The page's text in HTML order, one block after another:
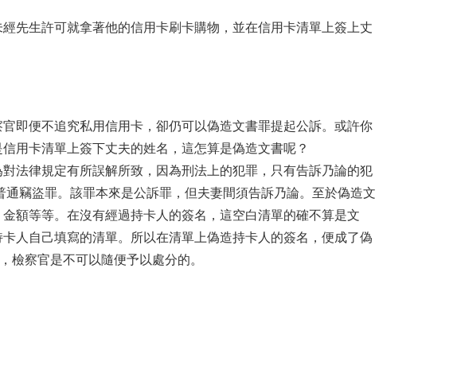
先生許可就拿著他的信用卡刷卡購物，並在信用卡清單上簽上丈
即便不追究私用信用卡，卻仍可以偽造文書罪提起公訴。或許你
用卡清單上簽下丈夫的姓名，這怎算是偽造文書呢？
法律規定有所誤解所致，因為刑法上的犯罪，只有告訴乃論的犯
竊盜罪。該罪本來是公訴罪，但夫妻間須告訴乃論。至於偽造文
額等等。在沒有經過持卡人的簽名，這空白清單的確不算是文
人自己填寫的清單。所以在清單上偽造持卡人的簽名，便成了偽
檢察官是不可以隨便予以處分的。